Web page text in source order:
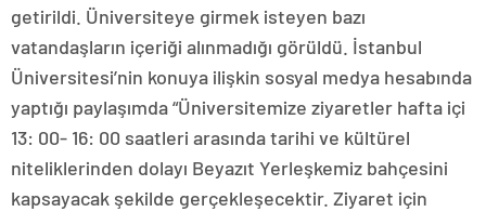
getirildi. Üniversiteye girmek isteyen bazı
vatandaşların içeriği alınmadığı görüldü. İstanbul
Üniversitesi’nin konuya ilişkin sosyal medya hesabında
yaptığı paylaşımda “Üniversitemize ziyaretler hafta içi
13: 00- 16: 00 saatleri arasında tarihi ve kültürel
niteliklerinden dolayı Beyazıt Yerleşkemiz bahçesini
kapsayacak şekilde gerçekleşecektir. Ziyaret için